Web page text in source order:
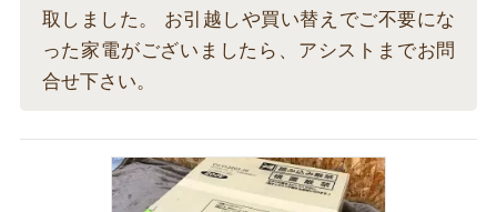
取しました。 お引越しや買い替えでご不要にな
った家電がございましたら、アシストまでお問
合せ下さい。